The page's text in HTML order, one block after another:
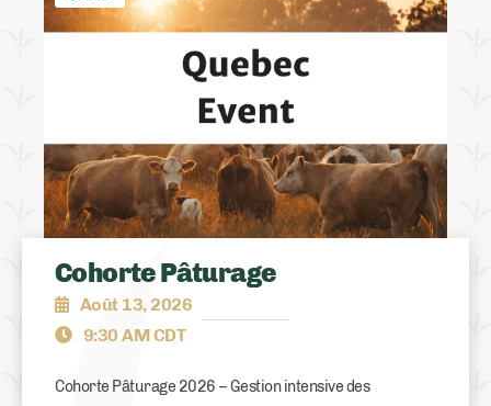
Cohorte Pâturage
Août 13, 2026
9:30 AM CDT
Cohorte Pâturage 2026 – Gestion intensive des